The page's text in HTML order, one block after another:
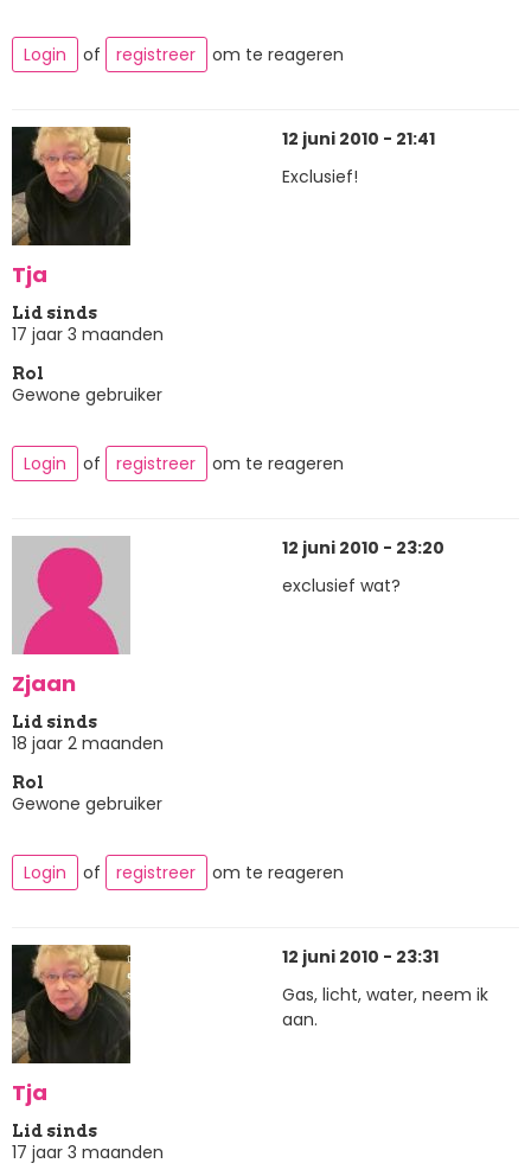
Login of registreer om te reageren
Tja
Lid sinds
17 jaar 3 maanden
Rol
Gewone gebruiker
12 juni 2010 - 21:41
Exclusief!
Login of registreer om te reageren
Zjaan
Lid sinds
18 jaar 2 maanden
Rol
Gewone gebruiker
12 juni 2010 - 23:20
exclusief wat?
Login of registreer om te reageren
Tja
Lid sinds
17 jaar 3 maanden
12 juni 2010 - 23:31
Gas, licht, water, neem ik
aan.